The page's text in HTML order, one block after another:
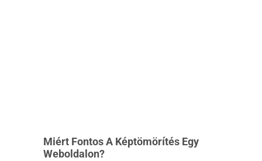
Miért Fontos A Képtömörítés Egy
Weboldalon?